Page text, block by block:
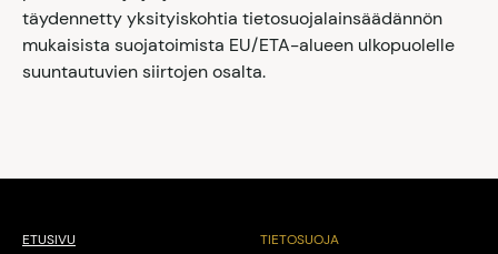
täydennetty yksityiskohtia tietosuojalainsäädännön
mukaisista suojatoimista EU/ETA-alueen ulkopuolelle
suuntautuvien siirtojen osalta.
ETUSIVU
TIETOSUOJA